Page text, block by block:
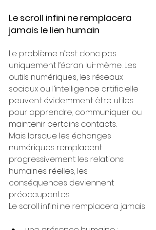
Le scroll infini ne remplacera
jamais le lien humain
Le problème n’est donc pas
uniquement l’écran lui-même. Les
outils numériques, les réseaux
sociaux ou l’intelligence artificielle
peuvent évidemment être utiles
pour apprendre, communiquer ou
maintenir certains contacts.
Mais lorsque les échanges
numériques remplacent
progressivement les relations
humaines réelles, les
conséquences deviennent
préoccupantes.
Le scroll infini ne remplacera jamais
: